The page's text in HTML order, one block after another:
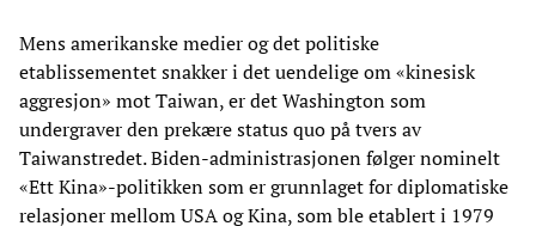
Mens amerikanske medier og det politiske
etablissementet snakker i det uendelige om «kinesisk
aggresjon» mot Taiwan, er det Washington som
undergraver den prekære status quo på tvers av
Taiwanstredet. Biden-administrasjonen følger nominelt
«Ett Kina»-politikken som er grunnlaget for diplomatiske
relasjoner mellom USA og Kina, som ble etablert i 1979